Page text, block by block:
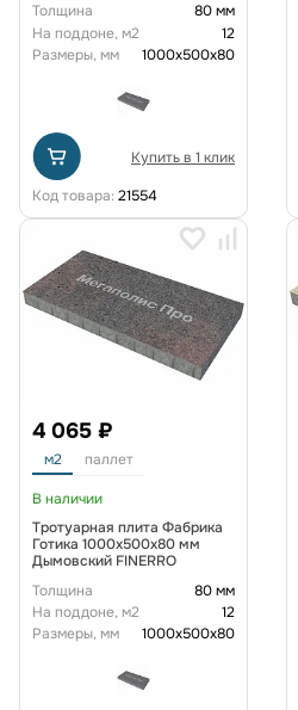
Толщина
80 мм
На поддоне, м2
12
Размеры, мм
1000x500x80
Купить в 1 клик
Код товара: 21554
4 065 ₽
м2 паллет
В наличии
Тротуарная плита Фабрика
Готика 1000x500x80 мм
Дымовский FINERRO
Толщина
80 мм
На поддоне, м2
12
Размеры, мм
1000x500x80